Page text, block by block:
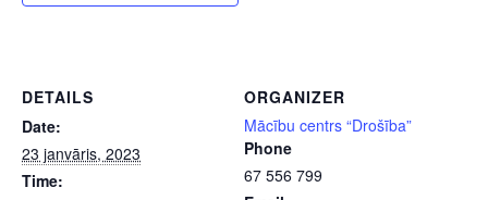
DETAILS
Date:
23 janvāris, 2023
Time:
ORGANIZER
Mācību centrs “Drošība”
Phone
67 556 799